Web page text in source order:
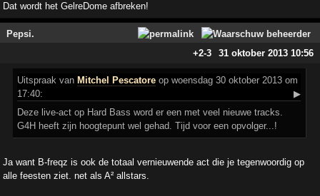
Dat wordt het GelreDome afbreken!
Pepsi.
+2-3 31 oktober 2013 10:56
Uitspraak van Mitchel Pescatore op woensdag 30 oktober 2013 om
17:40:
▶
Deze live-act op Hard Bass word er een met veel nieuwe tracks.
G4H heeft zijn hoogtepunt wel gehad. Tijd voor een opvolger...!
Ja want B-freqz is ook de totaal vernieuwende act die je tegenwoordig op
alle feesten ziet. net als A² allstars.